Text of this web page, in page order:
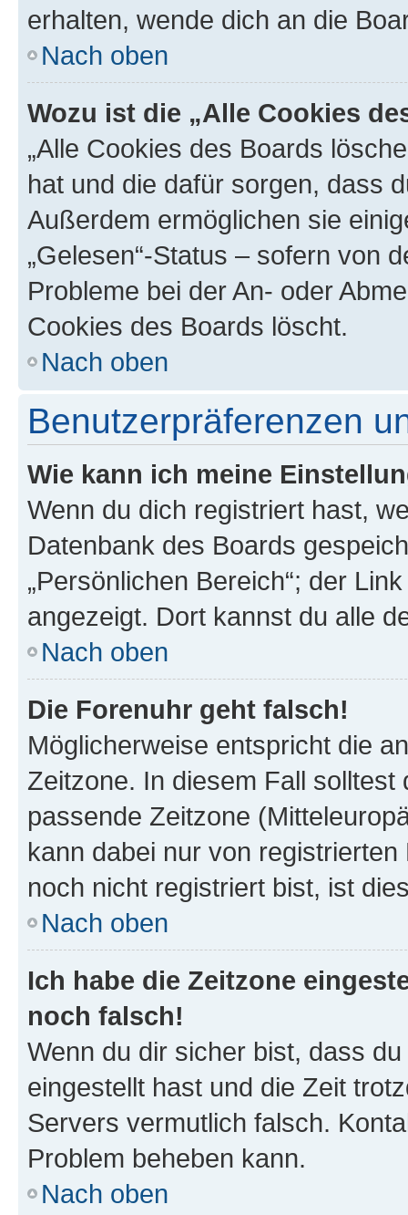
erhalten, wende dich an die
Nach oben
Wozu ist die „Alle Cookies
„Alle Cookies des Boards
hat und die dafür sorgen, dass
Außerdem ermöglichen sie
„Gelesen“-Status – sofern von
Probleme bei der An- oder
Cookies des Boards löscht.
Nach oben
Benutzerpräferenzen
Wie kann ich meine
Wenn du dich registriert hast,
Datenbank des Boards
„Persönlichen Bereich“; der
angezeigt. Dort kannst du alle
Nach oben
Die Forenuhr geht falsch!
Möglicherweise entspricht die
Zeitzone. In diesem Fall solltest
passende Zeitzone
kann dabei nur von
noch nicht registriert bist, ist
Nach oben
Ich habe die Zeitzone
noch falsch!
Wenn du dir sicher bist, dass
eingestellt hast und die Zeit
Servers vermutlich falsch.
Problem beheben kann.
Nach oben